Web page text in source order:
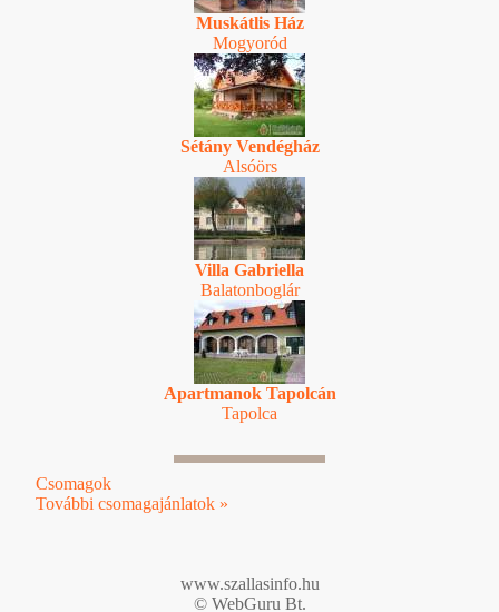
Muskátlis Ház
Mogyoród
Sétány Vendégház
Alsóörs
Villa Gabriella
Balatonboglár
Apartmanok Tapolcán
Tapolca
Csomagok
További csomagajánlatok »
www.szallasinfo.hu
© WebGuru Bt.